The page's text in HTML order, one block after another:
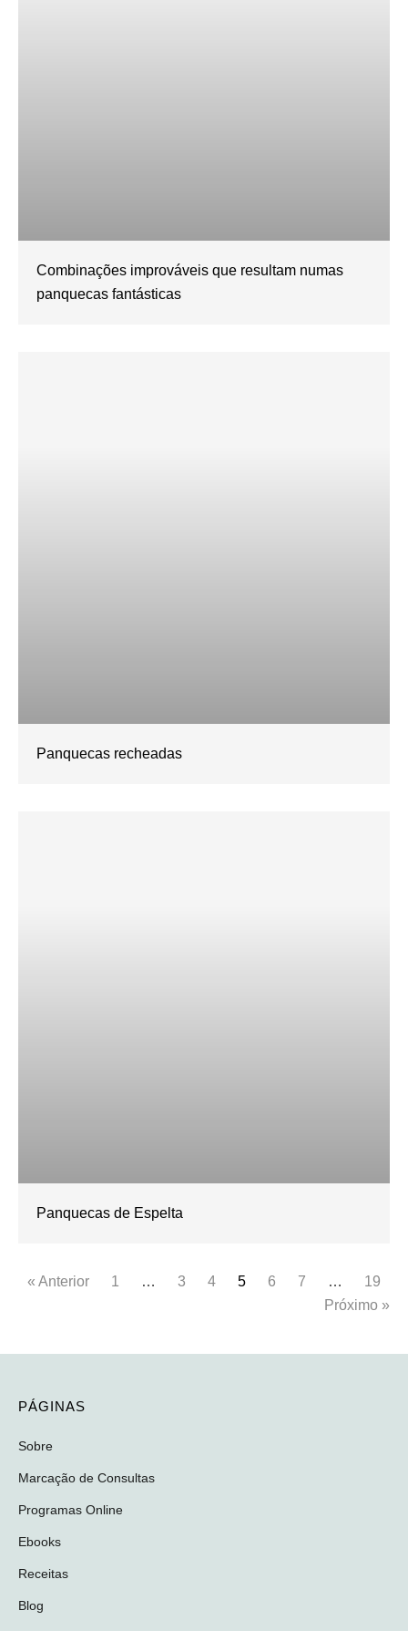
Combinações improváveis que resultam numas
panquecas fantásticas
Panquecas recheadas
Panquecas de Espelta
« Anterior 1 … 3 4 5 6 7 …
19
Próximo »
PÁGINAS
Sobre
Marcação de Consultas
Programas Online
Ebooks
Receitas
Blog